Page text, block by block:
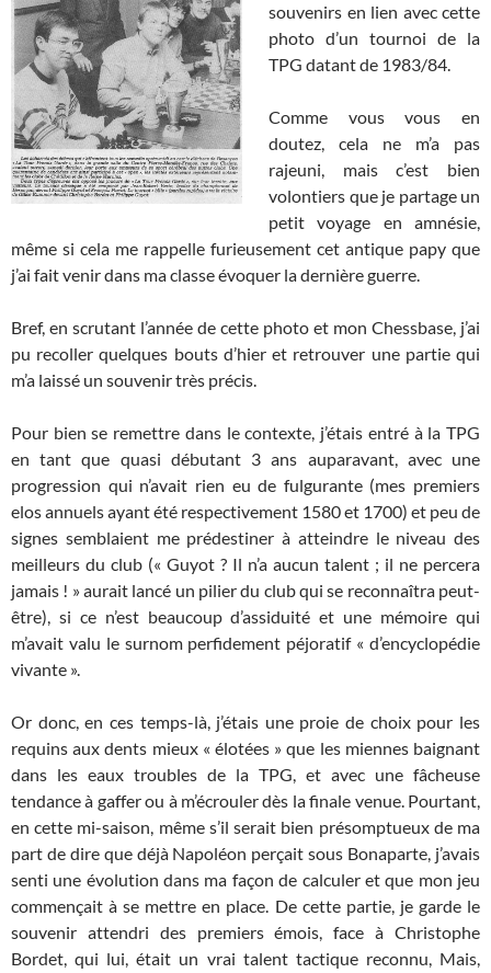
souvenirs en lien avec cette
photo d’un tournoi de la
TPG datant de 1983/84.
Comme vous vous en
doutez, cela ne m’a pas
rajeuni, mais c’est bien
volontiers que je partage un
petit voyage en amnésie,
même si cela me rappelle furieusement cet antique papy que
j’ai fait venir dans ma classe évoquer la dernière guerre.
Bref, en scrutant l’année de cette photo et mon Chessbase, j’ai
pu recoller quelques bouts d’hier et retrouver une partie qui
m’a laissé un souvenir très précis.
Pour bien se remettre dans le contexte, j’étais entré à la TPG
en tant que quasi débutant 3 ans auparavant, avec une
progression qui n’avait rien eu de fulgurante (mes premiers
elos annuels ayant été respectivement 1580 et 1700) et peu de
signes semblaient me prédestiner à atteindre le niveau des
meilleurs du club (« Guyot ? Il n’a aucun talent ; il ne percera
jamais ! » aurait lancé un pilier du club qui se reconnaîtra peut-
être), si ce n’est beaucoup d’assiduité et une mémoire qui
m’avait valu le surnom perfidement péjoratif « d’encyclopédie
vivante ».
Or donc, en ces temps-là, j’étais une proie de choix pour les
requins aux dents mieux « élotées » que les miennes baignant
dans les eaux troubles de la TPG, et avec une fâcheuse
tendance à gaffer ou à m’écrouler dès la finale venue. Pourtant,
en cette mi-saison, même s’il serait bien présomptueux de ma
part de dire que déjà Napoléon perçait sous Bonaparte, j’avais
senti une évolution dans ma façon de calculer et que mon jeu
commençait à se mettre en place. De cette partie, je garde le
souvenir attendri des premiers émois, face à Christophe
Bordet, qui lui, était un vrai talent tactique reconnu, Mais,